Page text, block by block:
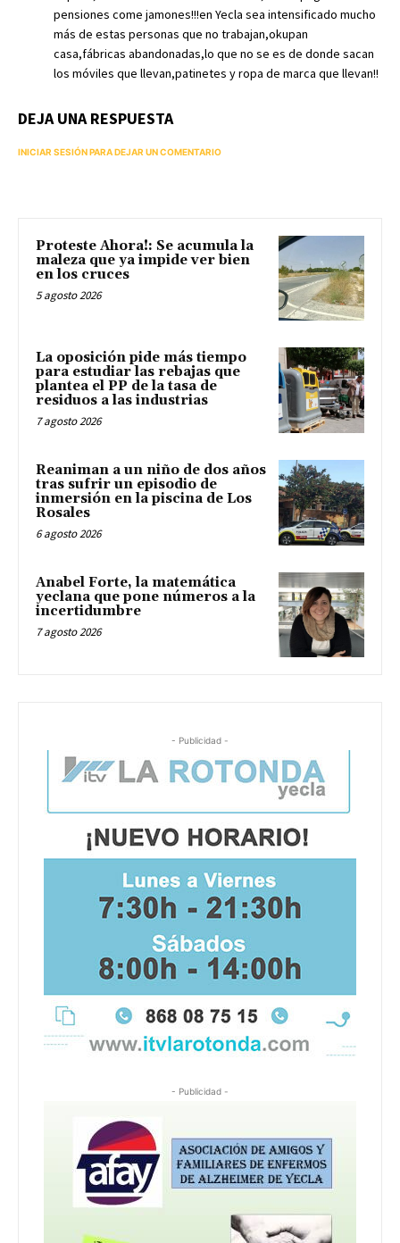
pensiones come jamones!!!en Yecla sea intensificado mucho
más de estas personas que no trabajan,okupan
casa,fábricas abandonadas,lo que no se es de donde sacan
los móviles que llevan,patinetes y ropa de marca que llevan!!
DEJA UNA RESPUESTA
INICIAR SESIÓN PARA DEJAR UN COMENTARIO
Proteste Ahora!: Se acumula la
maleza que ya impide ver bien
en los cruces
5 agosto 2026
La oposición pide más tiempo
para estudiar las rebajas que
plantea el PP de la tasa de
residuos a las industrias
7 agosto 2026
Reaniman a un niño de dos años
tras sufrir un episodio de
inmersión en la piscina de Los
Rosales
6 agosto 2026
Anabel Forte, la matemática
yeclana que pone números a la
incertidumbre
7 agosto 2026
- Publicidad -
- Publicidad -